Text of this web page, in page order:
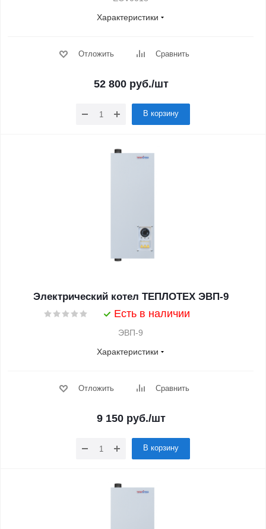
Характеристики
Отложить Сравнить
52 800руб./шт
В корзину
Электрический котел ТЕПЛОТЕХ ЭВП-9
Есть в наличии
ЭВП-9
Характеристики
Отложить Сравнить
9 150руб./шт
В корзину